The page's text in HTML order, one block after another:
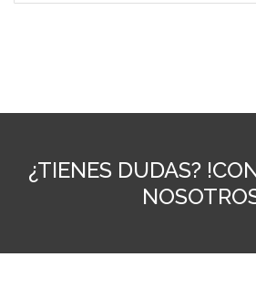
¿TIENES DUDAS?